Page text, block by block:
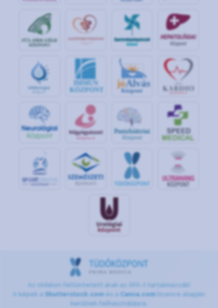
IMMUN
KÖZPONT
jóAlvás
Központ
SPORT
Az oldalon feltüntetett árak az ÁFÁ-t tartalmazzák!
A képek a Shutterstock.com és a Canva.com licence alapján
kerültek felhasználásra.